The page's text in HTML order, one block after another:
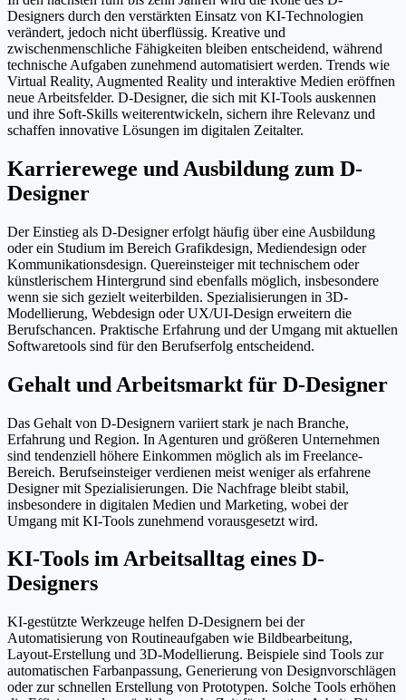
Designers durch den verstärkten Einsatz von KI-Technologien
verändert, jedoch nicht überflüssig. Kreative und
zwischenmenschliche Fähigkeiten bleiben entscheidend, während
technische Aufgaben zunehmend automatisiert werden. Trends wie
Virtual Reality, Augmented Reality und interaktive Medien eröffnen
neue Arbeitsfelder. D-Designer, die sich mit KI-Tools auskennen
und ihre Soft-Skills weiterentwickeln, sichern ihre Relevanz und
schaffen innovative Lösungen im digitalen Zeitalter.
Karrierewege und Ausbildung zum D-
Designer
Der Einstieg als D-Designer erfolgt häufig über eine Ausbildung
oder ein Studium im Bereich Grafikdesign, Mediendesign oder
Kommunikationsdesign. Quereinsteiger mit technischem oder
künstlerischem Hintergrund sind ebenfalls möglich, insbesondere
wenn sie sich gezielt weiterbilden. Spezialisierungen in 3D-
Modellierung, Webdesign oder UX/UI-Design erweitern die
Berufschancen. Praktische Erfahrung und der Umgang mit aktuellen
Softwaretools sind für den Berufserfolg entscheidend.
Gehalt und Arbeitsmarkt für D-Designer
Das Gehalt von D-Designern variiert stark je nach Branche,
Erfahrung und Region. In Agenturen und größeren Unternehmen
sind tendenziell höhere Einkommen möglich als im Freelance-
Bereich. Berufseinsteiger verdienen meist weniger als erfahrene
Designer mit Spezialisierungen. Die Nachfrage bleibt stabil,
insbesondere in digitalen Medien und Marketing, wobei der
Umgang mit KI-Tools zunehmend vorausgesetzt wird.
KI-Tools im Arbeitsalltag eines D-
Designers
KI-gestützte Werkzeuge helfen D-Designern bei der
Automatisierung von Routineaufgaben wie Bildbearbeitung,
Layout-Erstellung und 3D-Modellierung. Beispiele sind Tools zur
automatischen Farbanpassung, Generierung von Designvorschlägen
oder zur schnellen Erstellung von Prototypen. Solche Tools erhöhen